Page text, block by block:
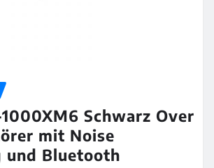
Schwarz Over
mit Noise
und Bluetooth